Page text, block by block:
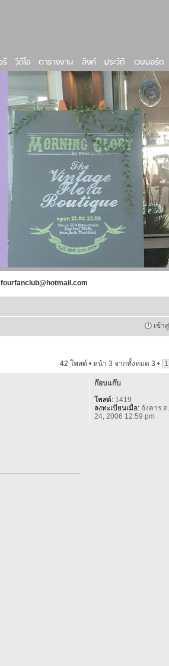
fourfanclub@hotmail.com
เข้า
42 โพสต์ • หน้า 3 จากทั้งหมด 3 • 1
ก๊อบแก๊บ
โพสต์:1419
ลงทะเบียนเมื่อ:อังคาร ต
24, 2006 12:59 pm